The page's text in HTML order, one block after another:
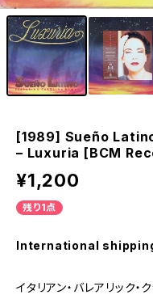
[1989] Sueño
– Luxuria [BCM
¥1,200
残り1点
International
イタリアン・バレアリック